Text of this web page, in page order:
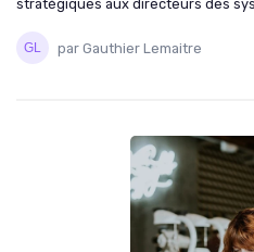
stratégiques aux directeurs des
par Gauthier Lemaitre